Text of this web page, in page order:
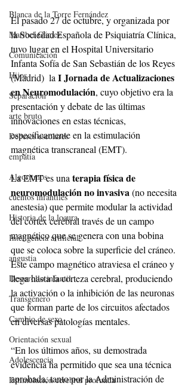
Blanca de la Torre Fernández
Maribel Gámez
Comunicación
Hijos
Separación
arte bruto
Deberes escolares
empatía
Algoritmos
cuentos infantiles
Historia de la locura
Inteligencia artificial
angustia
Desarrollo infantil
Transgénero
Cambio de sexo
Orientación sexual
Adolescencia
Estimulación cerebral profunda
El pasado 27 de octubre, y organizada por
la Sociedad Española de Psiquiatría Clínica,
tuvo lugar en el Hospital Universitario
Infanta Sofía de San Sebastián de los Reyes
(Madrid)  la I Jornada de Actualizaciones
en Neuromodulación, cuyo objetivo era la
presentación y debate de las últimas
innovaciones en estas técnicas,
específicamente en la estimulación
magnética transcraneal (EMT).
La EMT es una terapia física de
neuromodulación no invasiva (no necesita
anestesia) que permite modular la actividad
del córtex cerebral través de un campo
magnético que se genera con una bobina
que se coloca sobre la superficie del cráneo.
Este campo magnético atraviesa el cráneo y
llega hasta la corteza cerebral, produciendo
la activación o la inhibición de las neuronas
que forman parte de los circuitos afectados
en diversas patologías mentales.
“En los últimos años, su demostrada
evidencia ha permitido que sea una técnica
aprobada, tanto por la Administración de